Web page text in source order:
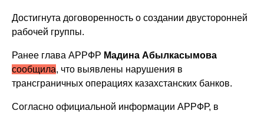
Достигнута договоренность о создании двусторонней
рабочей группы.
Ранее глава АРРФР Мадина Абылкасымова
сообщила, что выявлены нарушения в
трансграничных операциях казахстанских банков.
Согласно официальной информации АРРФР, в